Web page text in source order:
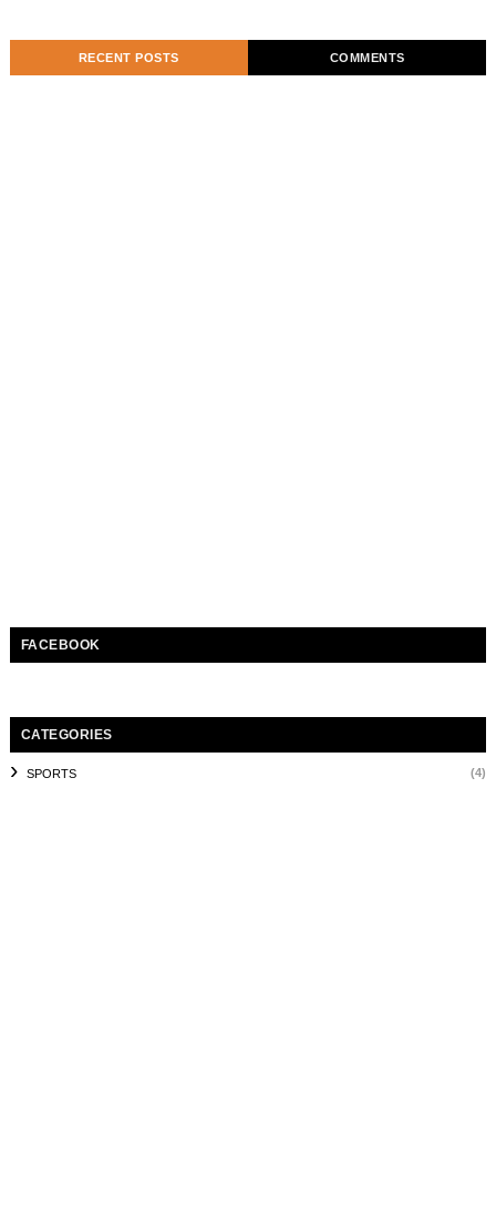
RECENT POSTS COMMENTS
FACEBOOK
CATEGORIES
SPORTS (4)